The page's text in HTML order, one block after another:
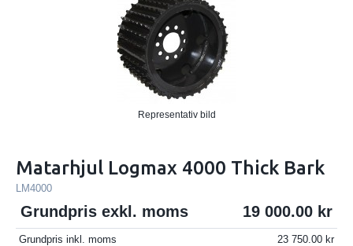
Representativ bild
Matarhjul Logmax 4000 Thick Bark
LM4000
Grundpris exkl. moms 19 000.00
Grundpris inkl. moms
23 750.00